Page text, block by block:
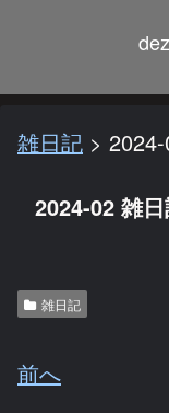
雑日記 >
2024-02 雑
雑日記
前へ